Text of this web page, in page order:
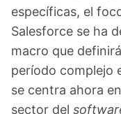
específicas, el
Salesforce se ha
macro que
período complejo
se centra ahora
sector del